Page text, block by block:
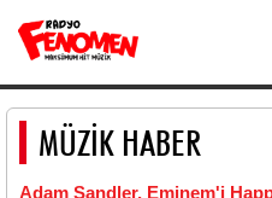
MÜZİK HABER
Adam Sandler, Eminem'i